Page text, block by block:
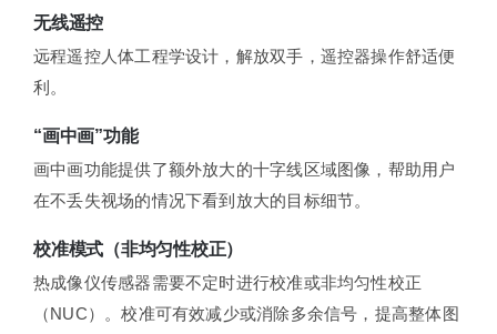
无线遥控
远程遥控人体工程学设计，解放双手，遥控器操作舒适便
利。
“画中画”功能
画中画功能提供了额外放大的十字线区域图像，帮助用户
在不丢失视场的情况下看到放大的目标细节。
校准模式（非均匀性校正）
热成像仪传感器需要不定时进行校准或非均匀性校正
（NUC）。校准可有效减少或消除多余信号，提高整体图